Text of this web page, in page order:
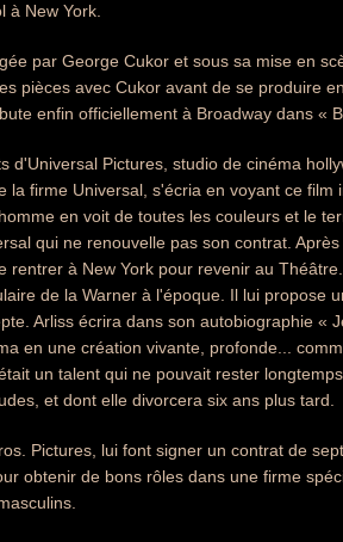
à New York.
par George Cukor et sous sa mise en
pièces avec Cukor avant de se produire
enfin officiellement à Broadway dans «
d'Universal Pictures, studio de cinéma
firme Universal, s'écria en voyant ce film
en voit de toutes les couleurs et le
qui ne renouvelle pas son contrat.
rentrer à New York pour revenir au
de la Warner à l'époque. Il lui propose
Arliss écrira dans son autobiographie «
en une création vivante, profonde...
un talent qui ne pouvait rester
et dont elle divorcera six ans plus tard.
Pictures, lui font signer un contrat de
obtenir de bons rôles dans une firme